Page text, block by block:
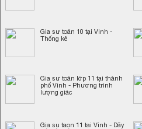
Gia sư toán 10 tại Vinh -
Thống kê
Gia sư toán lớp 11 tại thành
phố Vinh - Phương trình
lượng giác
Gia su taon 11 tai Vinh - Dãy